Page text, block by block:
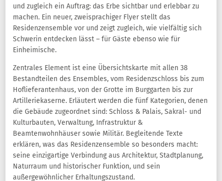
und zugleich ein Auftrag: das Erbe sichtbar und erlebbar zu
machen. Ein neuer, zweisprachiger Flyer stellt das
Residenzensemble vor und zeigt zugleich, wie vielfältig sich
Schwerin entdecken lässt – für Gäste ebenso wie für
Einheimische.
Zentrales Element ist eine Übersichtskarte mit allen 38
Bestandteilen des Ensembles, vom Residenzschloss bis zum
Hoflieferantenhaus, von der Grotte im Burggarten bis zur
Artilleriekaserne. Erläutert werden die fünf Kategorien, denen
die Gebäude zugeordnet sind: Schloss & Palais, Sakral- und
Kulturbauten, Verwaltung, Infrastruktur &
Beamtenwohnhäuser sowie Militär. Begleitende Texte
erklären, was das Residenzensemble so besonders macht:
seine einzigartige Verbindung aus Architektur, Stadtplanung,
Naturraum und historischer Funktion, und sein
außergewöhnlicher Erhaltungszustand.